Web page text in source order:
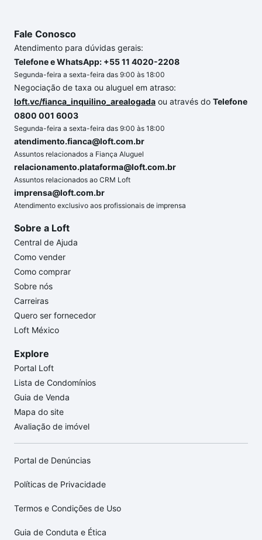
Fale Conosco
Atendimento para dúvidas gerais:
Telefone e WhatsApp: +55 11 4020-2208
Segunda-feira a sexta-feira das 9:00 às 18:00
Negociação de taxa ou aluguel em atraso:
loft.vc/fianca_inquilino_arealogada ou através do Telefone
0800 001 6003
Segunda-feira a sexta-feira das 9:00 às 18:00
atendimento.fianca@loft.com.br
Assuntos relacionados a Fiança Aluguel
relacionamento.plataforma@loft.com.br
Assuntos relacionados ao CRM Loft
imprensa@loft.com.br
Atendimento exclusivo aos profissionais de imprensa
Sobre a Loft
Central de Ajuda
Como vender
Como comprar
Sobre nós
Carreiras
Quero ser fornecedor
Loft México
Explore
Portal Loft
Lista de Condomínios
Guia de Venda
Mapa do site
Avaliação de imóvel
Portal de Denúncias
Políticas de Privacidade
Termos e Condições de Uso
Guia de Conduta e Ética